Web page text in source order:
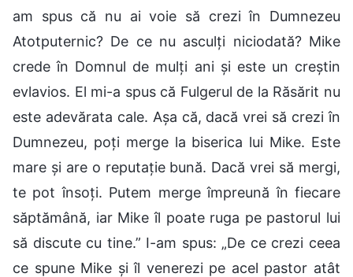
am spus că nu ai voie să crezi în Dumnezeu
Atotputernic? De ce nu asculți niciodată? Mike
crede în Domnul de mulți ani și este un creștin
evlavios. El mi-a spus că Fulgerul de la Răsărit nu
este adevărata cale. Așa că, dacă vrei să crezi în
Dumnezeu, poți merge la biserica lui Mike. Este
mare și are o reputație bună. Dacă vrei să mergi,
te pot însoți. Putem merge împreună în fiecare
săptămână, iar Mike îl poate ruga pe pastorul lui
să discute cu tine.” I-am spus: „De ce crezi ceea
ce spune Mike și îl venerezi pe acel pastor atât